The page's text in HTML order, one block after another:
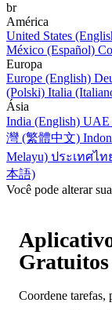
br
América
United States
México (Español)
Europa
Europe (English)
(Polski) Italia
Ásia
India (English)
灣 (繁體中文)
Melayu) ประเทศไ
本語)
Você pode alterar
Gratuitos
Coordene tarefas,